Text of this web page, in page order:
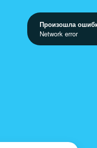
Произошла
Network error